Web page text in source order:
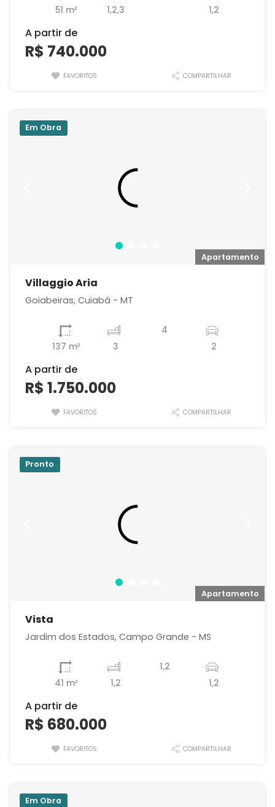
51 m² 1,2,3
1,2
A partir de
R$ 740.000
FAVORITOS COMPARTILHAR
Apartamento
Em Obra
Villaggio Aria
Goiabeiras, Cuiabá - MT
137 m² 3
4
2
A partir de
R$ 1.750.000
FAVORITOS COMPARTILHAR
Apartamento
Pronto
Vista
Jardim dos Estados, Campo Grande - MS
41 m² 1,2
1,2
1,2
A partir de
R$ 680.000
FAVORITOS COMPARTILHAR
Em Obra